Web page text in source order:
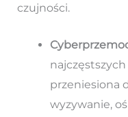
czujności.
przeniesiona
wyzywanie,